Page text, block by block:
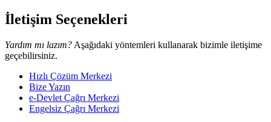
İletişim Seçenekleri
Yardım mı lazım? Aşağıdaki yöntemleri kullanarak bizimle iletişime
geçebilirsiniz.
Hızlı Çözüm Merkezi
Bize Yazın
e-Devlet Çağrı Merkezi
Engelsiz Çağrı Merkezi